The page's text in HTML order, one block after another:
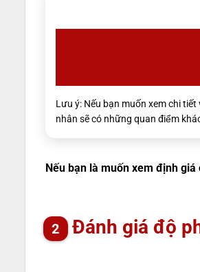
Lưu ý: Nếu bạn muốn xem chi tiết
nhân sẽ có những quan điểm
Nếu bạn là muốn xem định
Đánh giá độ